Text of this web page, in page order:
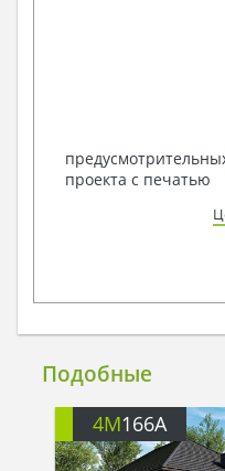
проекта с печатью
Подобные
4M166A